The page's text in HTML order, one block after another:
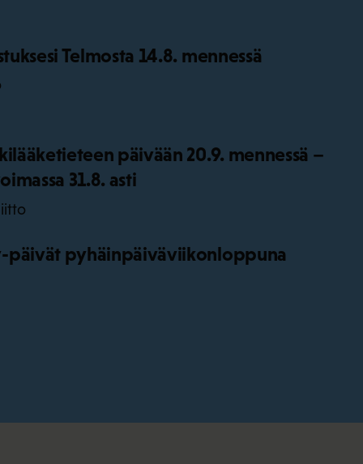
Telmosta 14.8. mennessä
päivään 20.9. mennessä –
31.8. asti
päivät pyhäinpäiväviikonloppuna